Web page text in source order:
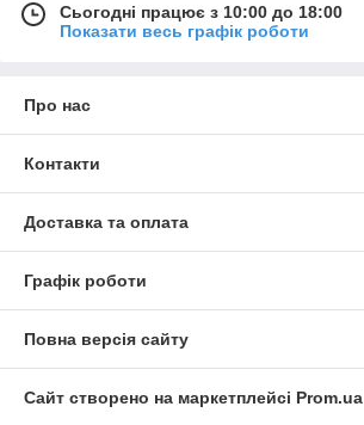
Сьогодні працює з 10:00 до 18:00
Показати весь графік роботи
Про нас
Контакти
Доставка та оплата
Графік роботи
Повна версія сайту
Сайт створено на маркетплейсі Prom.ua